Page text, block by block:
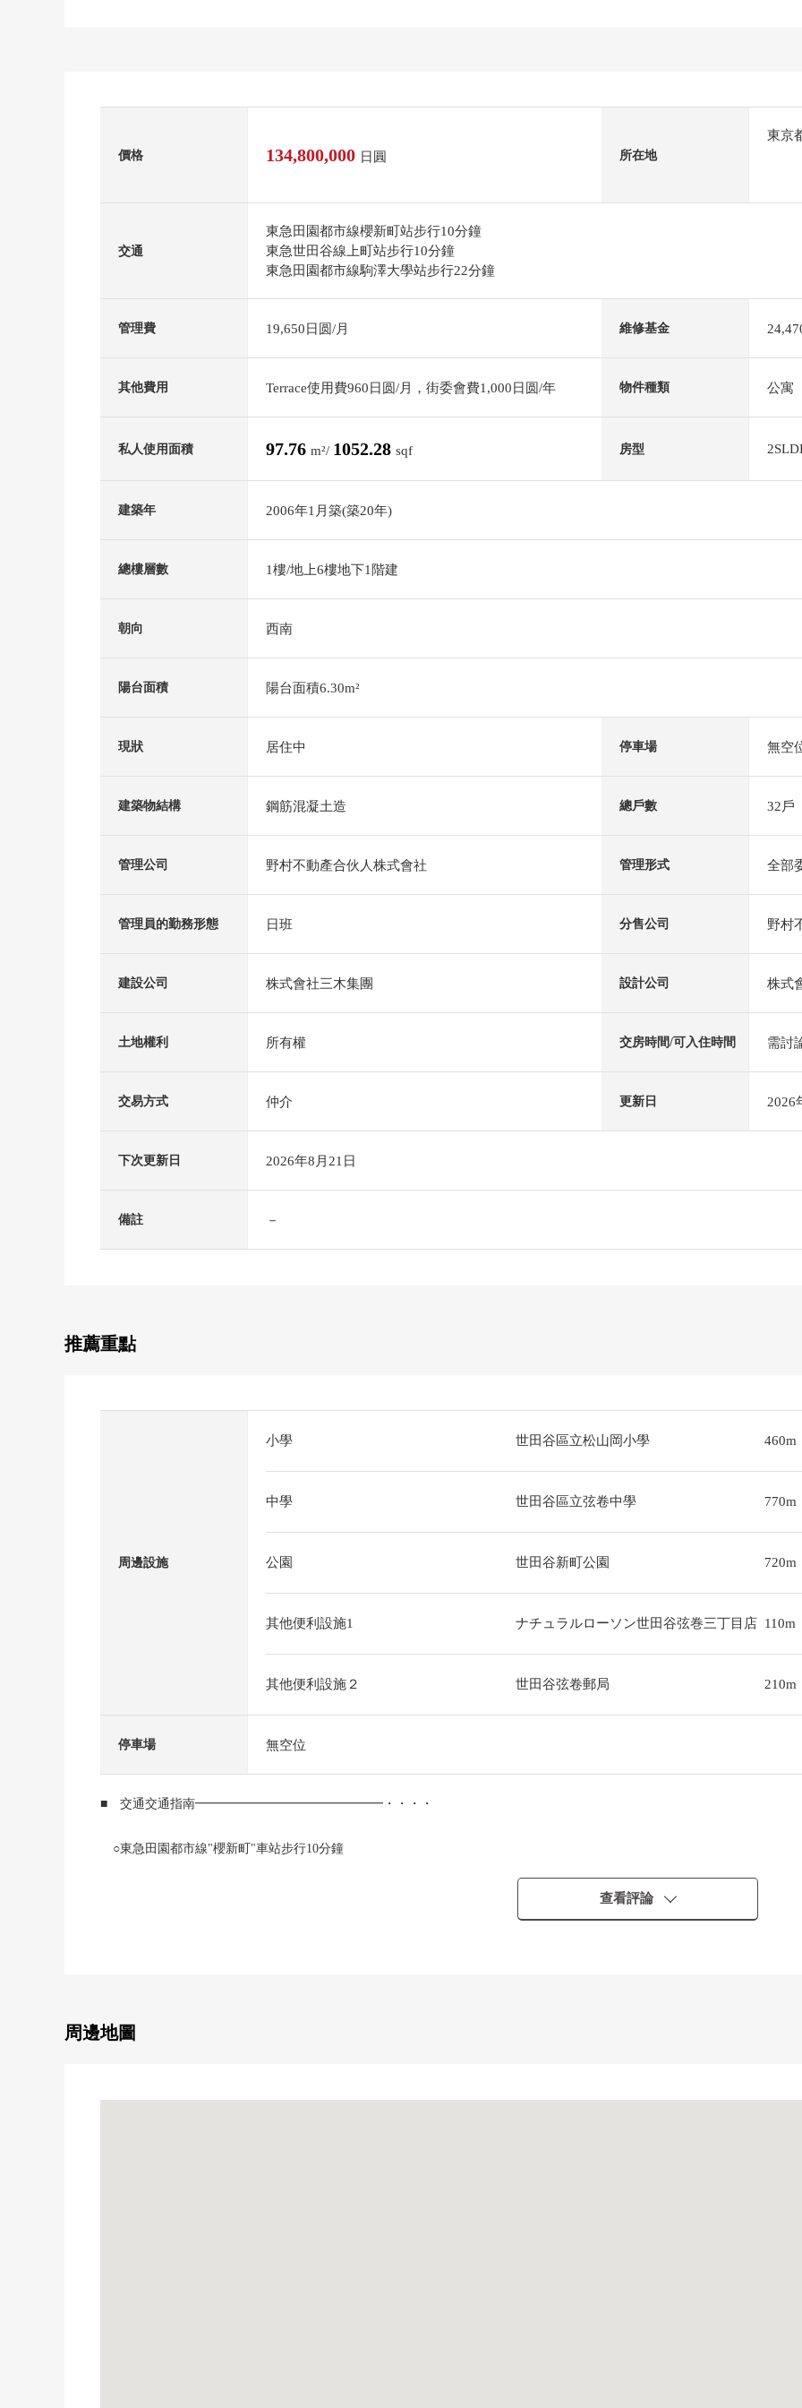
價格 134,800,000 日圓 所在地
東京
交通
東急田園都市線櫻新町站步行10分鐘
東急世田谷線上町站步行10分鐘
東急田園都市線駒澤大學站步行22分鐘
管理費 19,650日圆/月 維修基金
其他費用 Terrace使用費960日圆/月，街委會費1,000日圆/年 物件種類 公寓
私人使用面積 97.76 m²/ 1052.28 sqf 房型
建築年 2006年1月築(築20年)
總樓層數 1樓/地上6樓地下1階建
朝向 西南
陽台面積 陽台面積6.30m²
現狀 居住中 停車場 無空
建築物結構 鋼筋混凝土造 總戶數 32戶
管理公司 野村不動產合伙人株式會社 管理形式 全部
管理員的勤務形態 日班 分售公司 野村
建設公司 株式會社三木集團 設計公司 株式
土地權利 所有權 交房時間/可入住時間 需討
交易方式 仲介 更新日 2026
下次更新日 2026年8月21日
備註 －
推薦重點
周邊設施
小學 世田谷區立松山岡小學 460m
中學 世田谷區立弦卷中學 770m
公園 世田谷新町公園 720m
其他便利設施1 ナチュラルローソン世田谷弦巻三丁目店 110m
其他便利設施２ 世田谷弦卷郵局 210m
停車場 無空位
■ 交通交通指南━━━━━━━━━━━━━━━・・・・
○東急田園都市線"櫻新町"車站步行10分鐘
○別墅住戸
查看評論
周邊地圖